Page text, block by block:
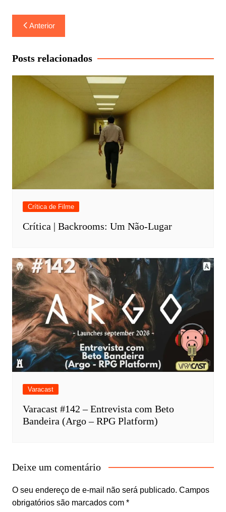
Navegação
de
Post
Anterior
Posts relacionados
Crítica de Filme
Crítica | Backrooms: Um Não-Lugar
Varacast
Varacast #142 – Entrevista com Beto
Bandeira (Argo – RPG Platform)
Deixe um comentário
O seu endereço de e-mail não será publicado. Campos
obrigatórios são marcados com *